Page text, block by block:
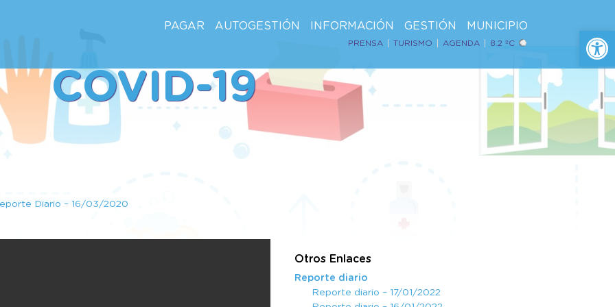
PAGAR AUTOGESTIÓN INFORMACIÓN GESTIÓN MUNICIPIO
PRENSA TURISMO AGENDA 8.2 ºC
COVID-19
Diario – 16/03/2020
Otros Enlaces
Reporte diario
Reporte diario – 17/01/2022